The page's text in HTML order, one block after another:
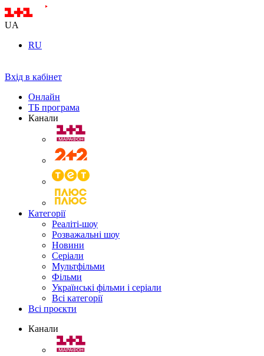
UA
RU
Вхід в кабінет
Онлайн
ТБ програма
Канали
Категорії
Реаліті-шоу
Розважальні шоу
Новини
Серіали
Мультфільми
Фільми
Українські фільми і серіали
Всі категорії
Всі проєкти
Канали